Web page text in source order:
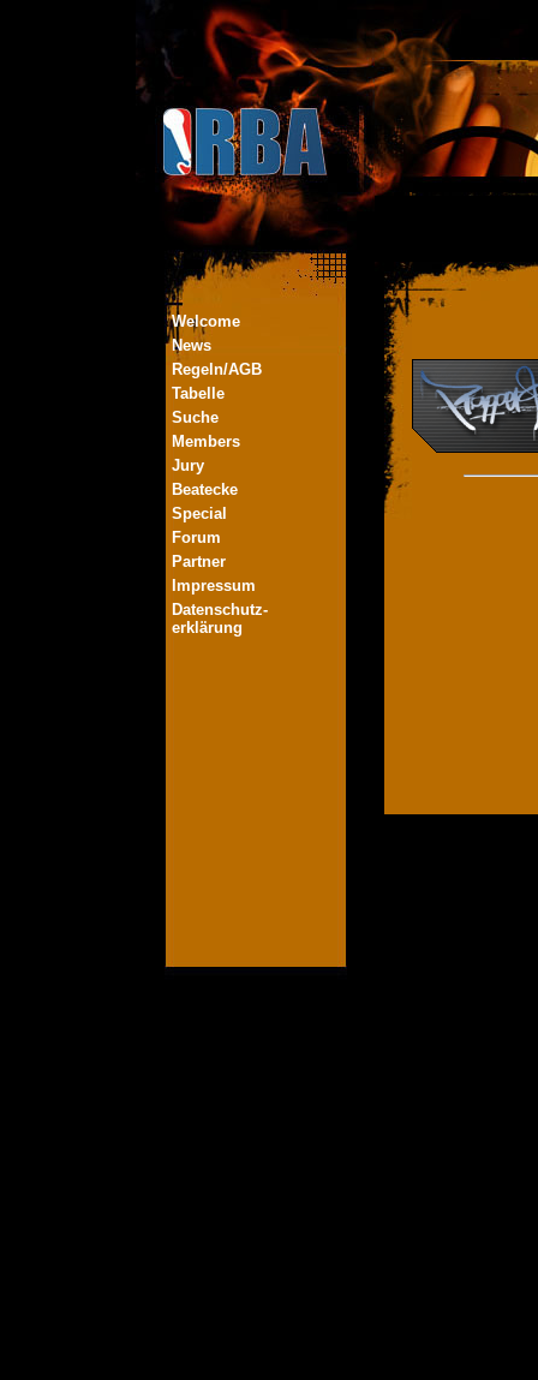
Welcome
News
Regeln/AGB
Tabelle
Suche
Members
Jury
Beatecke
Special
Forum
Partner
Impressum
Datenschutz-
erklärung